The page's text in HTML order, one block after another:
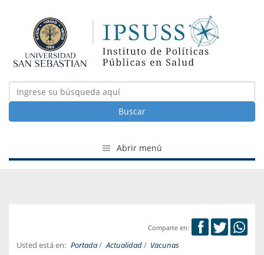
Buscar
Abrir menú
Comparte en:
Usted está en: Portada/ Actualidad/ Vacunas